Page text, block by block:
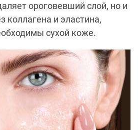
ороговевший слой, но и
коллагена и эластина,
сухой коже.